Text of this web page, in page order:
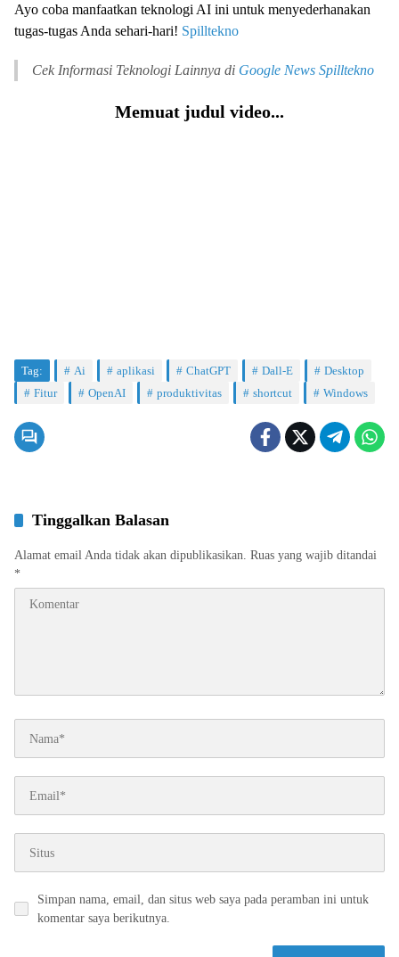
Ayo coba manfaatkan teknologi AI ini untuk menyederhanakan
tugas-tugas Anda sehari-hari! Spilltekno
Cek Informasi Teknologi Lainnya di Google News Spilltekno
Memuat judul video...
Tag: Ai aplikasi ChatGPT Dall-E
Desktop
Fitur
OpenAI produktivitas shortcut Windows
Tinggalkan Balasan
Alamat email Anda tidak akan dipublikasikan. Ruas yang wajib ditandai
*
Simpan nama, email, dan situs web saya pada peramban ini untuk
komentar saya berikutnya.